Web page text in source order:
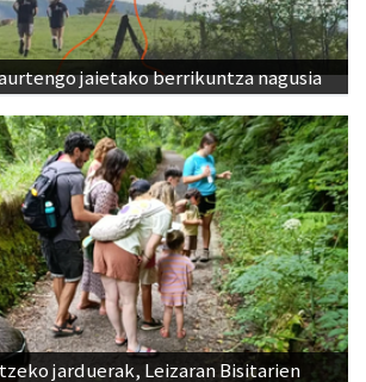
jaietako berrikuntza nagusia
jarduerak, Leizaran Bisitarien